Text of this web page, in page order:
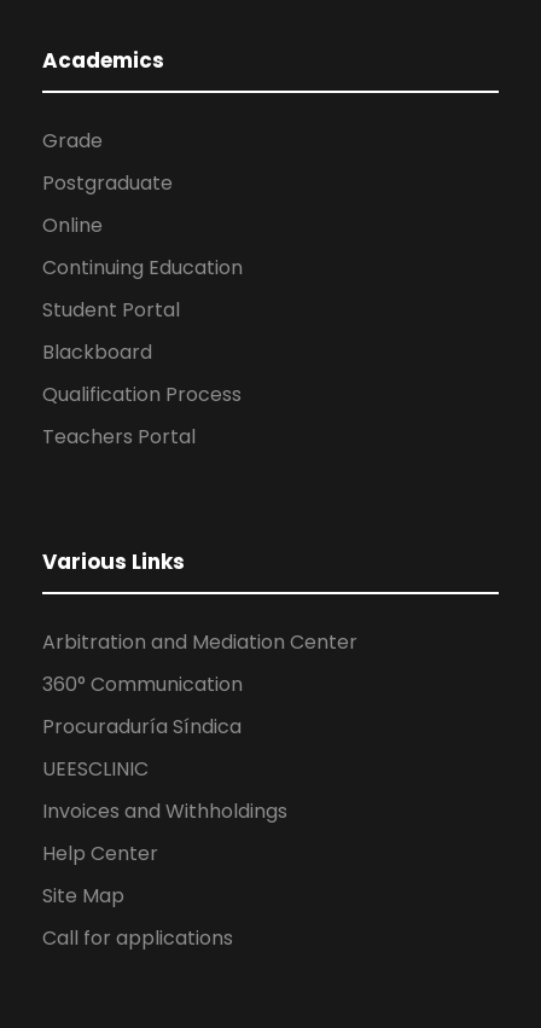
Academics
Grade
Postgraduate
Online
Continuing Education
Student Portal
Blackboard
Qualification Process
Teachers Portal
Various Links
Arbitration and Mediation Center
360° Communication
Procuraduría Síndica
UEESCLINIC
Invoices and Withholdings
Help Center
Site Map
Call for applications